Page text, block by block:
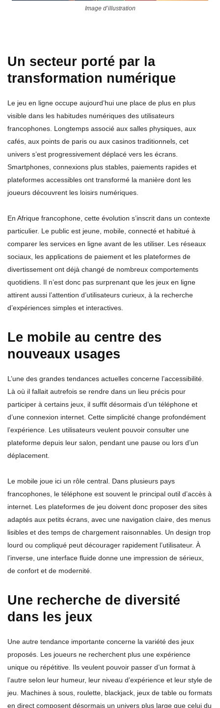
Image d’illustration
Un secteur porté par la
transformation numérique
Le jeu en ligne occupe aujourd’hui une place de plus en plus
visible dans les habitudes numériques des utilisateurs
francophones. Longtemps associé aux salles physiques, aux
cafés, aux points de paris ou aux casinos traditionnels, cet
univers s’est progressivement déplacé vers les écrans.
Smartphones, connexions plus stables, paiements rapides et
plateformes accessibles ont transformé la manière dont les
joueurs découvrent les loisirs numériques.
En Afrique francophone, cette évolution s’inscrit dans un contexte
particulier. Le public est jeune, mobile, connecté et habitué à
comparer les services en ligne avant de les utiliser. Les réseaux
sociaux, les applications de paiement et les plateformes de
divertissement ont déjà changé de nombreux comportements
quotidiens. Il n’est donc pas surprenant que les jeux en ligne
attirent aussi l’attention d’utilisateurs curieux, à la recherche
d’expériences simples et interactives.
Le mobile au centre des
nouveaux usages
L’une des grandes tendances actuelles concerne l’accessibilité.
Là où il fallait autrefois se rendre dans un lieu précis pour
participer à certains jeux, il suffit désormais d’un téléphone et
d’une connexion internet. Cette simplicité change profondément
l’expérience. Les utilisateurs veulent pouvoir consulter une
plateforme depuis leur salon, pendant une pause ou lors d’un
déplacement.
Le mobile joue ici un rôle central. Dans plusieurs pays
francophones, le téléphone est souvent le principal outil d’accès à
internet. Les plateformes de jeu doivent donc proposer des sites
adaptés aux petits écrans, avec une navigation claire, des menus
lisibles et des temps de chargement raisonnables. Un design trop
lourd ou compliqué peut décourager rapidement l’utilisateur. À
l’inverse, une interface fluide donne une impression de sérieux,
de confort et de modernité.
Une recherche de diversité
dans les jeux
Une autre tendance importante concerne la variété des jeux
proposés. Les joueurs ne recherchent plus une expérience
unique ou répétitive. Ils veulent pouvoir passer d’un format à
l’autre selon leur humeur, leur niveau d’expérience et leur style de
jeu. Machines à sous, roulette, blackjack, jeux de table ou formats
en direct composent désormais un univers plus large que celui du